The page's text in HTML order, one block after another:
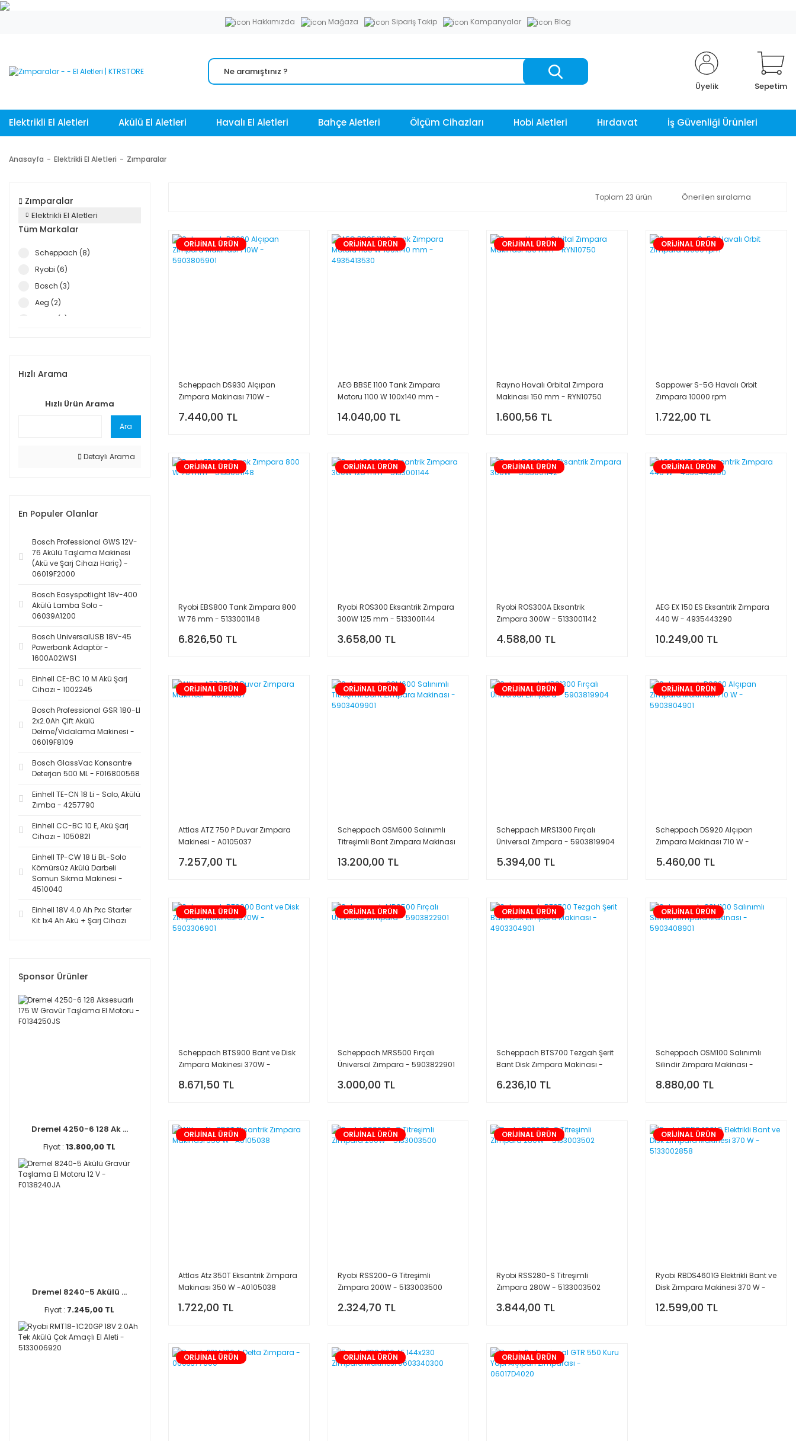
Hakkımızda Mağaza Sipariş Takip Kampanyalar Blog
Üyelik Sepetim
Elektrikli El Aletleri Akülü El Aletleri Havalı El Aletleri Bahçe Aletleri Ölçüm Cihazları Hobi Aletleri Hırdavat İş Güvenliği Ürünleri
Anasayfa Elektrikli El Aletleri Zımparalar
Zımparalar
Elektrikli El Aletleri
Tüm Markalar
Scheppach (8)
Ryobi (6)
Bosch (3)
Aeg (2)
Attlas (2)
Hızlı Arama
Hızlı Ürün Arama
Ara
Detaylı Arama
En Populer Olanlar
Bosch Professional GWS 12V-
76 Akülü Taşlama Makinesi
(Akü ve Şarj Cihazı Hariç) -
06019F2000
Bosch Easyspotlight 18v-400
Akülü Lamba Solo -
06039A1200
Bosch UniversalUSB 18V-45
Powerbank Adaptör -
1600A02WS1
Einhell CE-BC 10 M Akü Şarj
Cihazı - 1002245
Bosch Professional GSR 180-LI
2x2.0Ah Çift Akülü
Delme/Vidalama Makinesi -
06019F8109
Bosch GlassVac Konsantre
Deterjan 500 ML - F016800568
Einhell TE-CN 18 Li - Solo, Akülü
Zımba - 4257790
Einhell CC-BC 10 E, Akü Şarj
Cihazı - 1050821
Einhell TP-CW 18 Li BL-Solo
Kömürsüz Akülü Darbeli
Somun Sıkma Makinesi -
4510040
Einhell 18V 4.0 Ah Pxc Starter
Kit 1x4 Ah Akü + Şarj Cihazı
Sponsor Ürünler
Dremel 4250-6 128 Ak ...
Fiyat :13.800,00 TL
Dremel 8240-5 Akülü ...
Fiyat : 7.245,00 TL
Toplam 23 ürün
ORİJİNAL ÜRÜN
Scheppach DS930 Alçıpan
Zımpara Makinası 710W -
7.440,00 TL
ORİJİNAL ÜRÜN
AEG BBSE 1100 Tank Zımpara
Motoru 1100 W 100x140 mm -
14.040,00 TL
ORİJİNAL ÜRÜN
Rayno Havalı Orbital Zımpara
Makinası 150 mm - RYN10750
1.600,56 TL
ORİJİNAL ÜRÜN
Sappower S-5G Havalı Orbit
Zımpara 10000 rpm
1.722,00 TL
ORİJİNAL ÜRÜN
Ryobi EBS800 Tank Zımpara 800
W 76 mm - 5133001148
6.826,50 TL
ORİJİNAL ÜRÜN
Ryobi ROS300 Eksantrik Zımpara
300W 125 mm - 5133001144
3.658,00 TL
ORİJİNAL ÜRÜN
Ryobi ROS300A Eksantrik
Zımpara 300W - 5133001142
4.588,00 TL
ORİJİNAL ÜRÜN
AEG EX 150 ES Eksantrik Zımpara
440 W - 4935443290
10.249,00 TL
ORİJİNAL ÜRÜN
Attlas ATZ 750 P Duvar Zımpara
Makinesi - A0105037
7.257,00 TL
ORİJİNAL ÜRÜN
Scheppach OSM600 Salınımlı
Titreşimli Bant Zımpara Makinası
13.200,00 TL
ORİJİNAL ÜRÜN
Scheppach MRS1300 Fırçalı
Üniversal Zımpara - 5903819904
5.394,00 TL
ORİJİNAL ÜRÜN
Scheppach DS920 Alçıpan
Zımpara Makinası 710 W -
5.460,00 TL
ORİJİNAL ÜRÜN
Scheppach BTS900 Bant ve Disk
Zımpara Makinesi 370W -
8.671,50 TL
ORİJİNAL ÜRÜN
Scheppach MRS500 Fırçalı
Üniversal Zımpara - 5903822901
3.000,00 TL
ORİJİNAL ÜRÜN
Scheppach BTS700 Tezgah Şerit
Bant Disk Zımpara Makinası -
6.236,10 TL
ORİJİNAL ÜRÜN
Scheppach OSM100 Salınımlı
Silindir Zımpara Makinası -
8.880,00 TL
ORİJİNAL ÜRÜN
Attlas Atz 350T Eksantrik Zımpara
Makinası 350 W -A0105038
1.722,00 TL
ORİJİNAL ÜRÜN
Ryobi RSS200-G Titreşimli
Zımpara 200W - 5133003500
2.324,70 TL
ORİJİNAL ÜRÜN
Ryobi RSS280-S Titreşimli
Zımpara 280W - 5133003502
3.844,00 TL
ORİJİNAL ÜRÜN
Ryobi RBDS4601G Elektrikli Bant ve
Disk Zımpara Makinesi 370 W -
12.599,00 TL
ORİJİNAL ÜRÜN ORİJİNAL ÜRÜN ORİJİNAL ÜRÜN